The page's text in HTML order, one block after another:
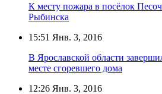
К месту пожара в посёлок
Рыбинска
15:51 Янв. 3, 2016
В Ярославской области
месте сгоревшего дома
12:26 Янв. 3, 2016